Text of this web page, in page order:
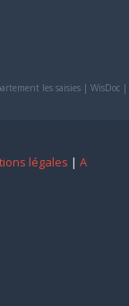
les saisies | WisDoc |
légales | A